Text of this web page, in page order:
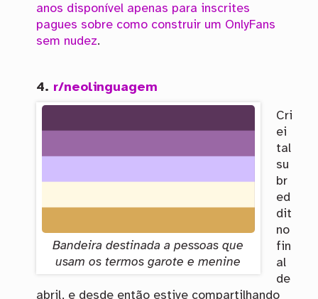
anos disponível apenas para inscrites
pagues sobre como construir um OnlyFans
sem nudez.
4. r/neolinguagem
Bandeira destinada a pessoas que
usam os termos garote e menine
Cri
ei
tal
su
br
ed
dit
no
fin
al
de
abril, e desde então estive compartilhando